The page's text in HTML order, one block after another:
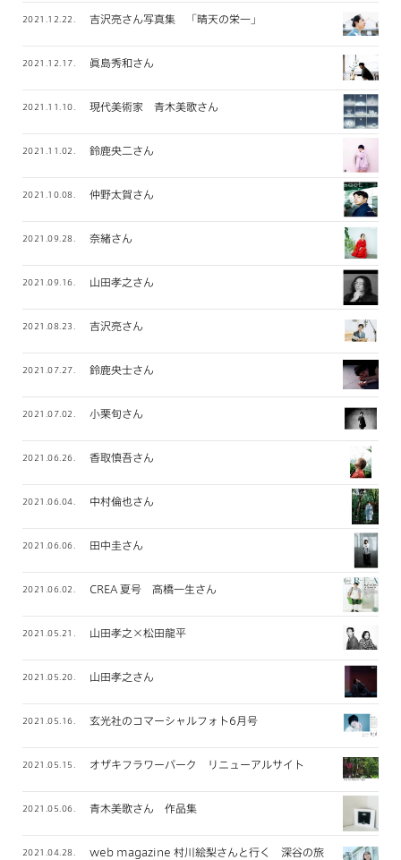
2021.12.22. 吉沢亮さん写真集 「晴天の栄一」
2021.12.17. 眞島秀和さん
2021.11.10. 現代美術家 青木美歌さん
2021.11.02. 鈴鹿央二さん
2021.10.08. 仲野太賀さん
2021.09.28. 奈緒さん
2021.09.16. 山田孝之さん
2021.08.23. 吉沢亮さん
2021.07.27. 鈴鹿央士さん
2021.07.02. 小栗旬さん
2021.06.26. 香取慎吾さん
2021.06.04. 中村倫也さん
2021.06.06. 田中圭さん
2021.06.02. CREA 夏号 高橋一生さん
2021.05.21. 山田孝之×松田龍平
2021.05.20. 山田孝之さん
2021.05.16. 玄光社のコマーシャルフォト6月号
2021.05.15. オザキフラワーパーク リニューアルサイト
2021.05.06. 青木美歌さん 作品集
2021.04.28. web magazine 村川絵梨さんと行く 深谷の旅